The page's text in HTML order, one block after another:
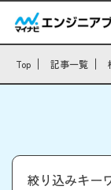
Top 記事一覧
絞り込みキー